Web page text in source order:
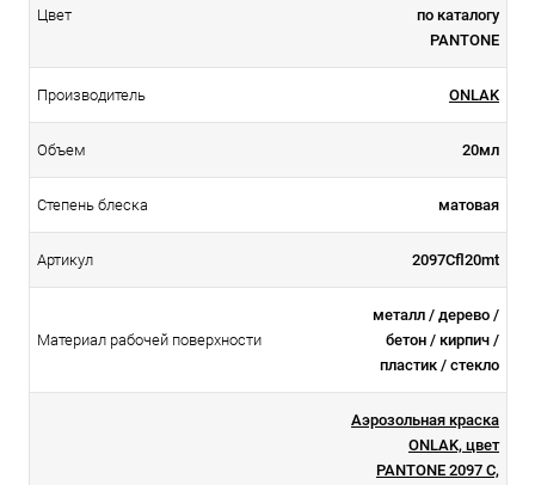
Цвет
по каталогу
PANTONE
Производитель ONLAK
Объем 20мл
Степень блеска матовая
Артикул 2097Cfl20mt
Материал рабочей поверхности
металл / дерево /
бетон / кирпич /
пластик / стекло
Аэрозольная краска
ONLAK, цвет
PANTONE 2097 C,